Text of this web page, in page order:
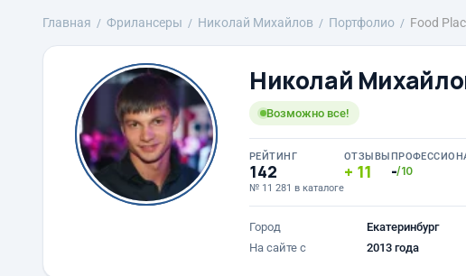
Главная Фрилансеры Николай Михайлов Портфолио Food
Николай
Возможно все!
РЕЙТИНГ
142
№ 11 281 в каталоге
ОТЗЫВЫ
11 -/10
Город
Екатеринбург
На сайте с
2013 года